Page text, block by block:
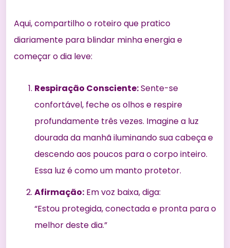
Aqui, compartilho o roteiro que pratico
diariamente para blindar minha energia e
começar o dia leve:
Respiração Consciente:Sente-se
confortável, feche os olhos e respire
profundamente três vezes. Imagine a luz
dourada da manhã iluminando sua cabeça e
descendo aos poucos para o corpo inteiro.
Essa luz é como um manto protetor.
Afirmação: Em voz baixa, diga:
“Estou protegida, conectada e pronta para o
melhor deste dia.”